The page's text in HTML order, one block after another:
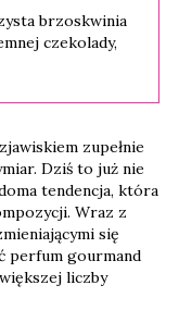
brzoskwinia
czekolady,
zupełnie
Dziś to już nie
tendencja, która
Wraz z
się
perfum gourmand
liczby